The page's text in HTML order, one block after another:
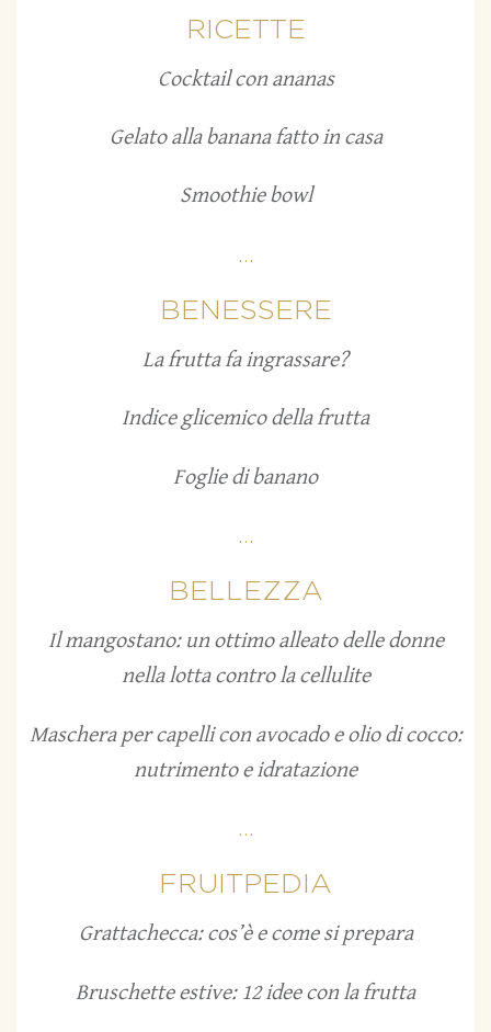
RICETTE
Cocktail con ananas
Gelato alla banana fatto in casa
Smoothie bowl
...
BENESSERE
La frutta fa ingrassare?
Indice glicemico della frutta
Foglie di banano
...
BELLEZZA
Il mangostano: un ottimo alleato delle donne
nella lotta contro la cellulite
Maschera per capelli con avocado e olio di cocco:
nutrimento e idratazione
...
FRUITPEDIA
Grattachecca: cos’è e come si prepara
Bruschette estive: 12 idee con la frutta